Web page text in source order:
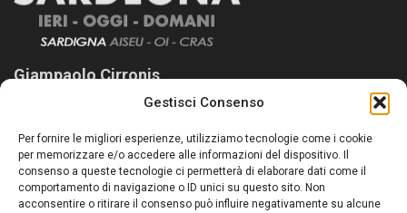
Gestisci Consenso
Per fornire le migliori esperienze, utilizziamo tecnologie come i cookie
per memorizzare e/o accedere alle informazioni del dispositivo. Il
consenso a queste tecnologie ci permetterà di elaborare dati come il
comportamento di navigazione o ID unici su questo sito. Non
acconsentire o ritirare il consenso può influire negativamente su alcune
Giampaolo Cirronis
Sardegna Ieri-Oggi-Domani nasce per informare “liberamente” i
lettori su quanto accade in Sardegna, con un occhio rivolto al
nostro passato e, soprattutto, al nostro futuro
Follow Us